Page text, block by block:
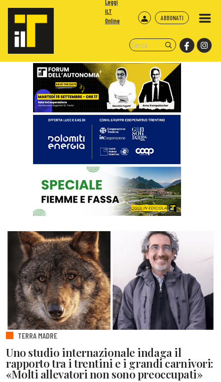
ABBONATI
Leggi
ILT
Online
TERRA MADRE
Uno studio internazionale indaga il
rapporto tra i trentini e i grandi carnivori:
«Molti allevatori non sono preoccupati»